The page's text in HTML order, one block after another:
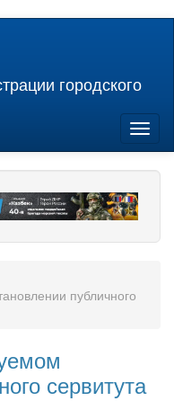
городского
публичного
сервитута